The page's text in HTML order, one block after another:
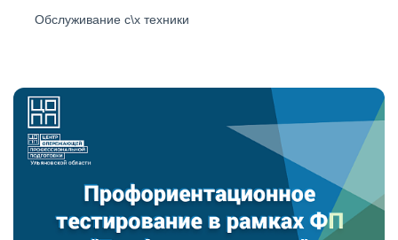
Обслуживание с\х техники